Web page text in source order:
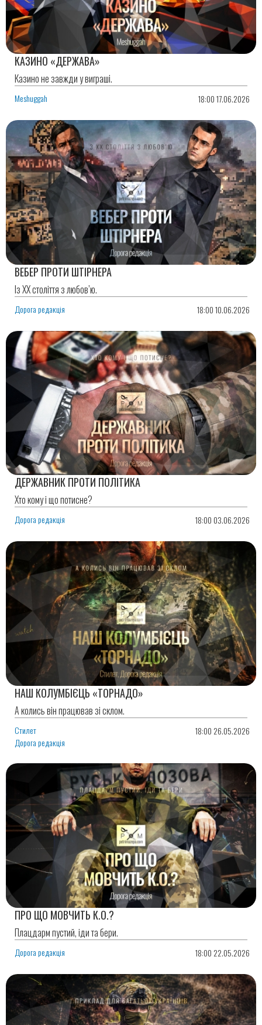
КАЗИНО «ДЕРЖАВА»
Казино не завжди у виграші.
Meshuggah 18:00 17.06.2026
ВЕБЕР ПРОТИ ШТІРНЕРА
Із ХХ століття з любов’ю.
Дорога редакція 18:00 10.06.2026
ДЕРЖАВНИК ПРОТИ ПОЛІТИКА
Хто кому і що потисне?
Дорога редакція 18:00 03.06.2026
НАШ КОЛУМБІЄЦЬ «ТОРНАДО»
А колись він працював зі склом.
Стилет
Дорога редакція
18:00 26.05.2026
ПРО ЩО МОВЧИТЬ К.О.?
Плацдарм пустий, іди та бери.
Дорога редакція 18:00 22.05.2026